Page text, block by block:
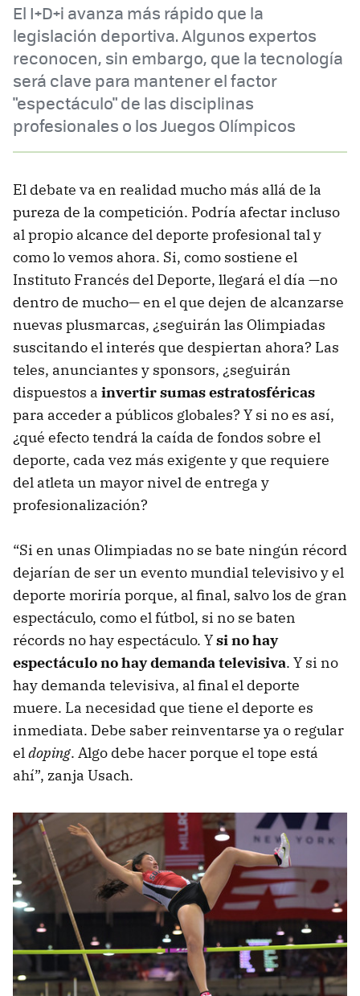
El I+D+i avanza más rápido que la
legislación deportiva. Algunos expertos
reconocen, sin embargo, que la tecnología
será clave para mantener el factor
"espectáculo" de las disciplinas
profesionales o los Juegos Olímpicos
El debate va en realidad mucho más allá de la
pureza de la competición. Podría afectar incluso
al propio alcance del deporte profesional tal y
como lo vemos ahora. Si, como sostiene el
Instituto Francés del Deporte, llegará el día —no
dentro de mucho— en el que dejen de alcanzarse
nuevas plusmarcas, ¿seguirán las Olimpiadas
suscitando el interés que despiertan ahora? Las
teles, anunciantes y sponsors, ¿seguirán
dispuestos a invertir sumas estratosféricas
para acceder a públicos globales? Y si no es así,
¿qué efecto tendrá la caída de fondos sobre el
deporte, cada vez más exigente y que requiere
del atleta un mayor nivel de entrega y
profesionalización?
“Si en unas Olimpiadas no se bate ningún récord
dejarían de ser un evento mundial televisivo y el
deporte moriría porque, al final, salvo los de gran
espectáculo, como el fútbol, si no se baten
récords no hay espectáculo. Ysi no hay
espectáculo no hay demanda televisiva. Y si no
hay demanda televisiva, al final el deporte
muere. La necesidad que tiene el deporte es
inmediata. Debe saber reinventarse ya o regular
eldoping. Algo debe hacer porque el tope está
ahí”, zanja Usach.